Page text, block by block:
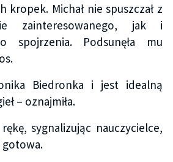
kropek. Michał nie spuszczał z
zainteresowanego, jak i
spojrzenia. Podsunęła mu
Biedronka i jest idealną
– oznajmiła.
sygnalizując nauczycielce,
gotowa.